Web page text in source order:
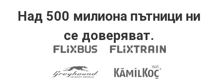
Над 500 милиона пътници ни
се доверяват.